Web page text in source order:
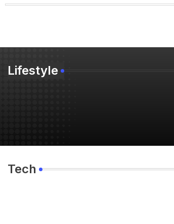
Lifestyle
Tech